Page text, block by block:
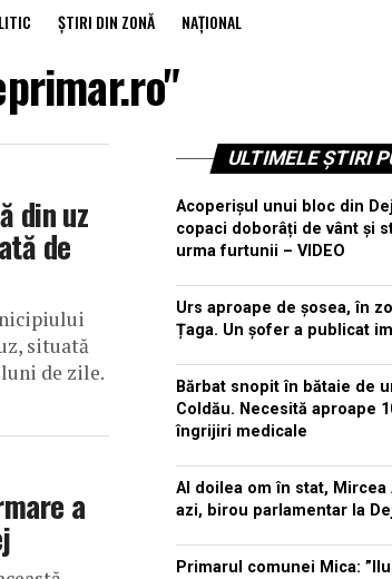
ŞTIRI DIN ZONĂ NAŢIONAL
din uz
de
situată
de zile.
a
ULTIMELE ȘTIRI
Acoperișul unui bloc din
copaci doborâți de vânt și
urma furtunii – VIDEO
Urs aproape de șosea, în
Țaga. Un șofer a publicat
Bărbat snopit în bătaie de
Coldău. Necesită aproape
îngrijiri medicale
Al doilea om în stat, Mircea
azi, birou parlamentar la
Primarul comunei Mica: